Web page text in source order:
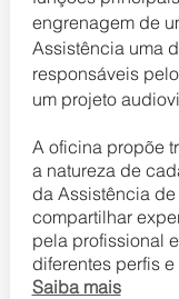
engrenagem de
Assistência uma
responsáveis
um projeto
A oficina propõe
a natureza de
da Assistência
compartilhar
pela profissional
diferentes perfis e
Saiba mais